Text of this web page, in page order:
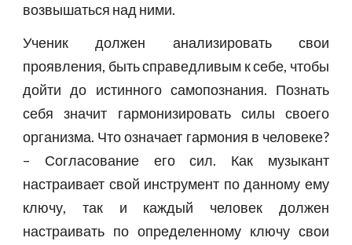
возвышаться над ними.
Ученик должен анализировать свои
проявления, быть справедливым к себе, чтобы
дойти до истинного самопознания. Познать
себя значит гармонизировать силы своего
организма. Что означает гармония в человеке?
– Согласование его сил. Как музыкант
настраивает свой инструмент по данному ему
ключу, так и каждый человек должен
настраивать по определенному ключу свои